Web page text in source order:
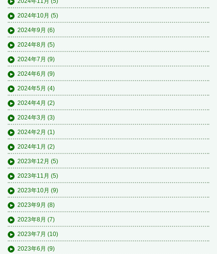
2024年10月 (5)
2024年9月 (6)
2024年8月 (5)
2024年7月 (9)
2024年6月 (9)
2024年5月 (4)
2024年4月 (2)
2024年3月 (3)
2024年2月 (1)
2024年1月 (2)
2023年12月 (5)
2023年11月 (5)
2023年10月 (9)
2023年9月 (8)
2023年8月 (7)
2023年7月 (10)
2023年6月 (9)